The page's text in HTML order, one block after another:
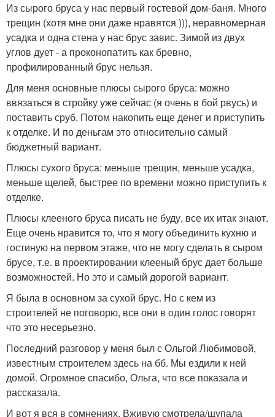
Из сырого бруса у нас первый гостевой дом-баня. Много
трещин (хотя мне они даже нравятся ))), неравномерная
усадка и одна стена у нас брус завис. Зимой из двух
углов дует - а проконопатить как бревно,
профилированный брус нельзя.
Для меня основные плюсы сырого бруса: можно
ввязаться в стройку уже сейчас (я очень в бой рвусь) и
поставить сруб. Потом накопить еще денег и приступить
к отделке. И по деньгам это относительно самый
бюджетный вариант.
Плюсы сухого бруса: меньше трещин, меньше усадка,
меньше щелей, быстрее по времени можно приступить к
отделке.
Плюсы клееного бруса писать не буду, все их итак знают.
Еще очень нравится то, что я могу объединить кухню и
гостиную на первом этаже, что не могу сделать в сыром
брусе, т.е. в проектировании клееный брус дает больше
возможностей. Но это и самый дорогой вариант.
Я была в основном за сухой брус. Но с кем из
строителей не поговорю, все они в один голос говорят
что это несерьезно.
Последний разговор у меня был с Ольгой Любимовой,
известным строителем здесь на бб. Мы ездили к ней
домой. Огромное спасибо, Ольга, что все показала и
рассказала.
И вот я вся в сомнениях. Вживую смотрела/щупала